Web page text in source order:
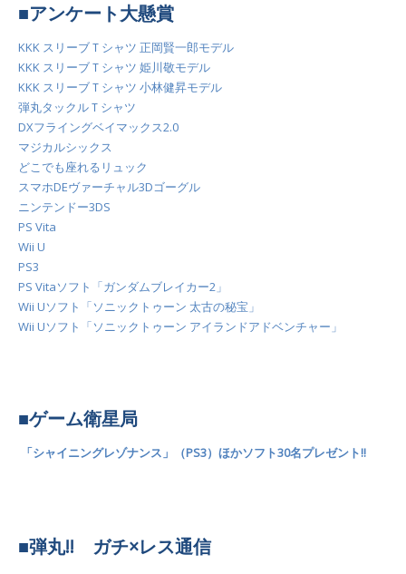
■アンケート大懸賞
KKK スリーブＴシャツ 正岡賢一郎モデル
KKK スリーブＴシャツ 姫川敬モデル
KKK スリーブＴシャツ 小林健昇モデル
弾丸タックルＴシャツ
DXフライングベイマックス2.0
マジカルシックス
どこでも座れるリュック
スマホDEヴァーチャル3Dゴーグル
ニンテンドー3DS
PS Vita
Wii U
PS3
PS Vitaソフト「ガンダムブレイカー2」
Wii Uソフト「ソニックトゥーン 太古の秘宝」
Wii Uソフト「ソニックトゥーン アイランドアドベンチャー」
■ゲーム衛星局
「シャイニングレゾナンス」（PS3）ほかソフト30名プレゼント!!
■弾丸!! ガチ×レス通信